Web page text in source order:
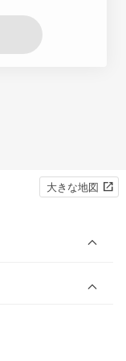
大きな地図